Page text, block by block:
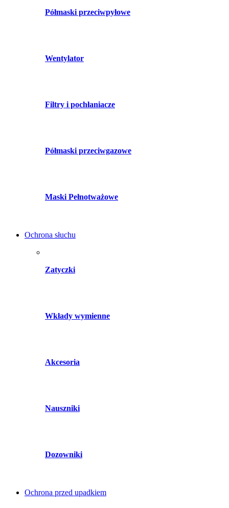
Półmaski przeciwpyłowe
Wentylator
Filtry i pochłaniacze
Półmaski przeciwgazowe
Maski Pełnotważowe
Ochrona słuchu
Zatyczki
Wkłady wymienne
Akcesoria
Nauszniki
Dozowniki
Ochrona przed upadkiem